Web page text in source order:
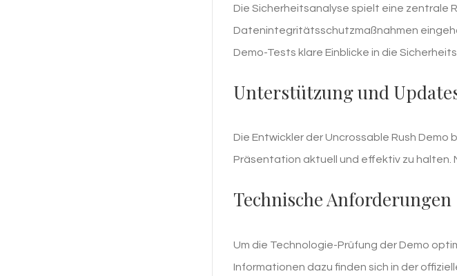
Die Sicherheitsanalyse spielt eine zentrale
Datenintegritätsschutzmaßnahmen
Demo-Tests klare Einblicke in die
Unterstützung und
Die Entwickler der Uncrossable Rush
Präsentation aktuell und effektiv zu halten.
Technische Anforderungen
Um die Technologie-Prüfung der Demo
Informationen dazu finden sich in der